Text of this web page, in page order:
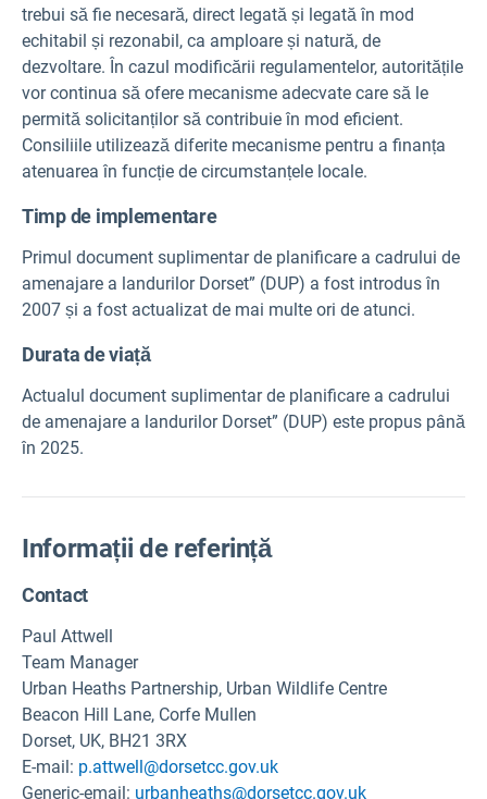
trebui să fie necesară, direct legată și legată în mod
echitabil și rezonabil, ca amploare și natură, de
dezvoltare. În cazul modificării regulamentelor, autoritățile
vor continua să ofere mecanisme adecvate care să le
permită solicitanților să contribuie în mod eficient.
Consiliile utilizează diferite mecanisme pentru a finanța
atenuarea în funcție de circumstanțele locale.
Timp de implementare
Primul document suplimentar de planificare a cadrului de
amenajare a landurilor Dorset” (DUP) a fost introdus în
2007 și a fost actualizat de mai multe ori de atunci.
Durata de viață
Actualul document suplimentar de planificare a cadrului
de amenajare a landurilor Dorset” (DUP) este propus până
în 2025.
Informații de referință
Contact
Paul Attwell
Team Manager
Urban Heaths Partnership, Urban Wildlife Centre
Beacon Hill Lane, Corfe Mullen
Dorset, UK, BH21 3RX
E-mail: p.attwell@dorsetcc.gov.uk
Generic-email: urbanheaths@dorsetcc.gov.uk